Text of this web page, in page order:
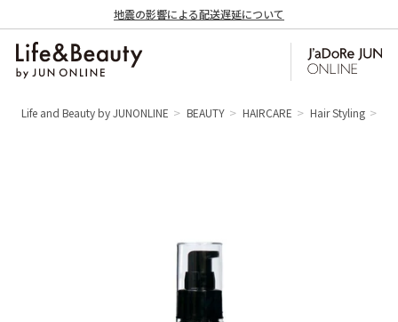
地震の影響による配送遅延について
Life and Beauty by JUNONLINE BEAUTY HAIRCARE Hair Styling